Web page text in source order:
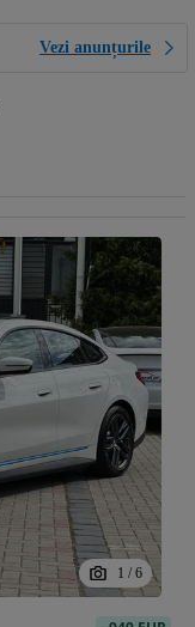
Vezi anunțurile
1 / 6